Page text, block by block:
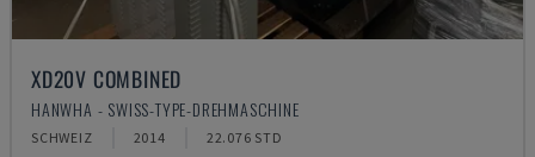
XD20V COMBINED
HANWHA - SWISS-TYPE-DREHMASCHINE
SCHWEIZ 2014 22.076 STD